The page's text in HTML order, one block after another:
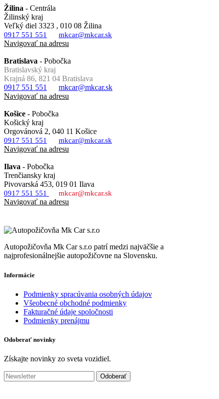
Žilina - Centrála
Žilinský kraj
Veľký diel 3323 , 010 08 Žilina
0917 551 551 mkcar@mkcar.sk
Navigovať na adresu
Bratislava - Pobočka
Bratislavský kraj
Krajná 86, 821 04 Bratislava
0917 551 551
mkcar@mkcar.sk
Navigovať na adresu
Košice - Pobočka
Košický kraj
Orgovánová 2, 040 11 Košice
0917 551 551 mkcar@mkcar.sk
Navigovať na adresu
Ilava - Pobočka
Trenčiansky kraj
Pivovarská 453, 019 01 Ilava
0917 551 551 mkcar@mkcar.sk
Navigovať na adresu
Autopožičovňa Mk Car s.r.o patrí medzi najväčšie a
najprofesionálnejšie autopožičovne na Slovensku.
Informácie
Podmienky spracúvania osobných údajov
Všeobecné obchodné podmienky
Fakturačné údaje spoločnosti
Podmienky prenájmu
Odoberať novinky
Získajte novinky zo sveta vozidiel.